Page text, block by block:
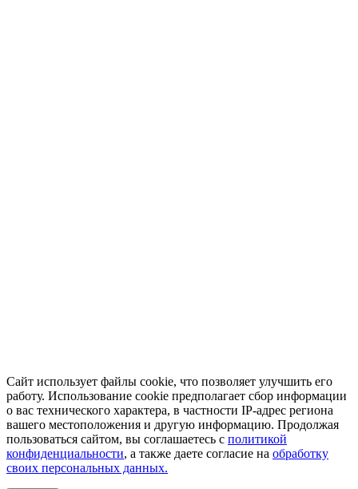
Сайт использует файлы cookie, что позволяет улучшить его
работу. Использование cookie предполагает сбор информации
о вас технического характера, в частности IP-адрес региона
вашего местоположения и другую информацию. Продолжая
пользоваться сайтом, вы соглашаетесь с политикой
конфиденциальности, а также даете согласие на обработку
своих персональных данных.